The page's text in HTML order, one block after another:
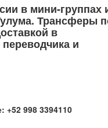
в мини-группах
Трансферы
в
и
998 3394110